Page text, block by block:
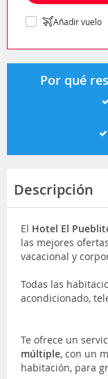
Añadir vuelo
Por qué
Descripción
El Hotel El
las mejores
vacacional y
Todas las
acondicionado,
Te ofrece un
múltiple, con un
habitación, para